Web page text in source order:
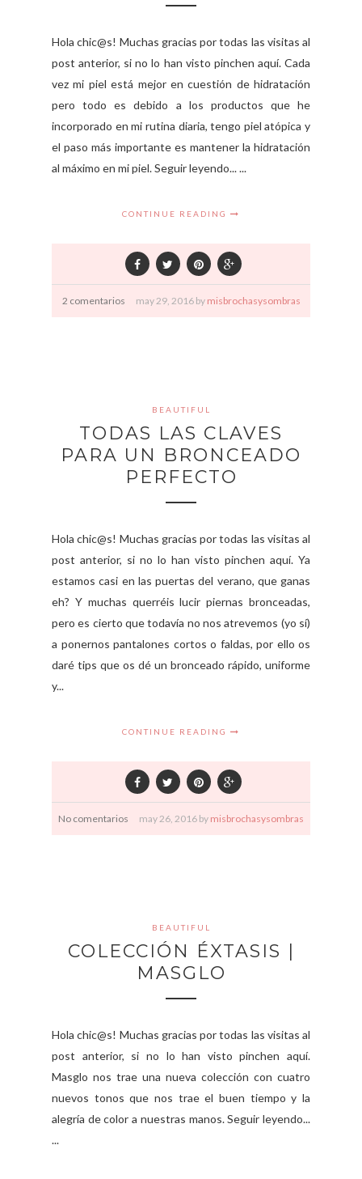
Hola chic@s! Muchas gracias por todas las visitas al
post anterior, si no lo han visto pinchen aquí. Cada
vez mi piel está mejor en cuestión de hidratación
pero todo es debido a los productos que he
incorporado en mi rutina diaria, tengo piel atópica y
el paso más importante es mantener la hidratación
al máximo en mi piel. Seguir leyendo... ...
CONTINUE READING
2 comentarios may29, 2016 by misbrochasysombras
BEAUTIFUL
TODAS LAS CLAVES
PARA UN BRONCEADO
PERFECTO
Hola chic@s! Muchas gracias por todas las visitas al
post anterior, si no lo han visto pinchen aquí. Ya
estamos casi en las puertas del verano, que ganas
eh? Y muchas querréis lucir piernas bronceadas,
pero es cierto que todavía no nos atrevemos (yo sí)
a ponernos pantalones cortos o faldas, por ello os
daré tips que os dé un bronceado rápido, uniforme
y...
CONTINUE READING
No comentarios may26, 2016 by misbrochasysombras
BEAUTIFUL
COLECCIÓN ÉXTASIS |
MASGLO
Hola chic@s! Muchas gracias por todas las visitas al
post anterior, si no lo han visto pinchen aquí.
Masglo nos trae una nueva colección con cuatro
nuevos tonos que nos trae el buen tiempo y la
alegría de color a nuestras manos. Seguir leyendo...
...